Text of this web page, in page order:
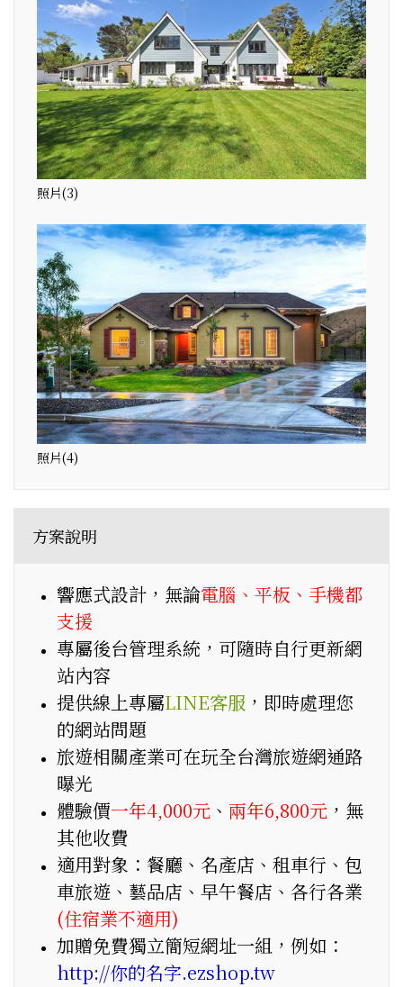
照片(3)
照片(4)
方案說明
響應式設計，無論電腦、平板、手機都
支援
專屬後台管理系統，可隨時自行更新網
站內容
提供線上專屬LINE客服 ，即時處理您
的網站問題
旅遊相關產業可在玩全台灣旅遊網通路
曝光
體驗價一年4,000元 、 兩年6,800元 ，無
其他收費
適用對象：餐廳、名產店、租車行、包
車旅遊、藝品店、早午餐店、各行各業
(住宿業不適用)
加贈免費獨立簡短網址一組，例如：
http://你的名字.ezshop.tw